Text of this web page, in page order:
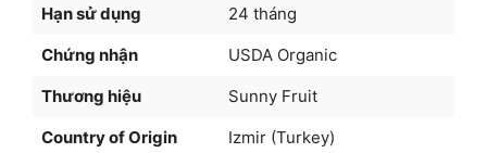
Hạn sử dụng
24 tháng
Chứng nhận
USDA Organic
Thương hiệu
Sunny Fruit
Country of Origin
Izmir (Turkey)